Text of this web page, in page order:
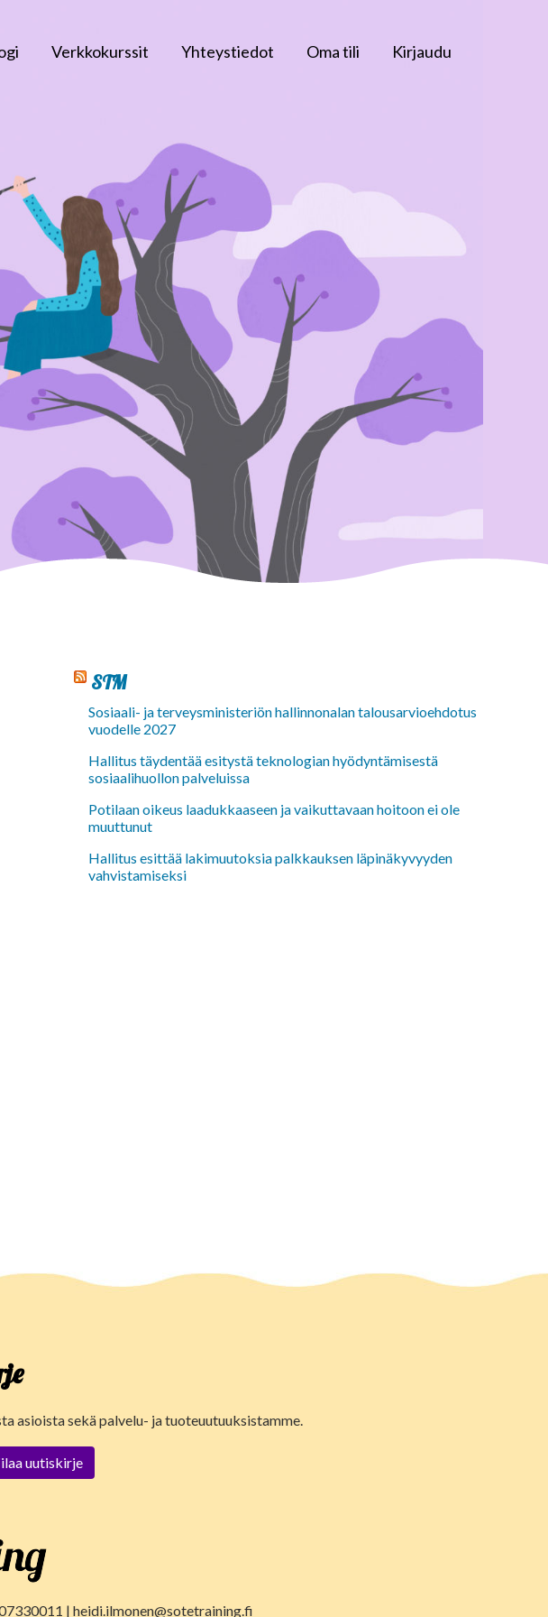
Verkkokurssit Yhteystiedot Oma tili Kirjaudu
STM
Sosiaali- ja terveysministeriön hallinnonalan talousarvioehdotus
vuodelle 2027
Hallitus täydentää esitystä teknologian hyödyntämisestä
sosiaalihuollon palveluissa
Potilaan oikeus laadukkaaseen ja vaikuttavaan hoitoon ei ole
muuttunut
Hallitus esittää lakimuutoksia palkkauksen läpinäkyvyyden
vahvistamiseksi
asioista sekä palvelu- ja tuoteuutuuksistamme.
| heidi.ilmonen@sotetraining.fi